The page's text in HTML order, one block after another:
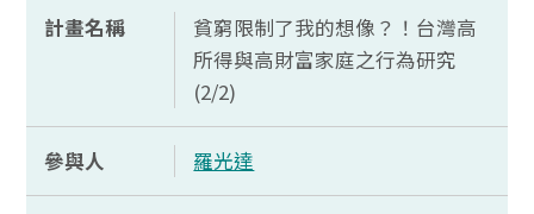
計畫名稱
貧窮限制了我的想像？！台灣高
所得與高財富家庭之行為研究
(2/2)
參與人 羅光達